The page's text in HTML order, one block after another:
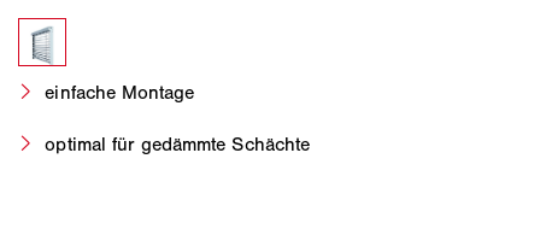
einfache Montage
optimal für gedämmte Schächte